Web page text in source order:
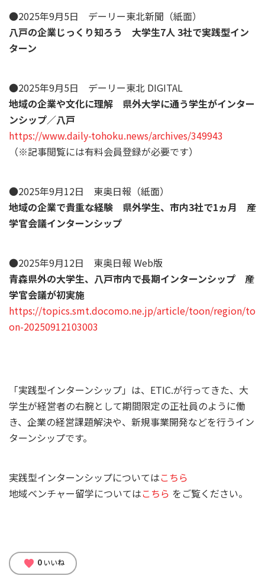
●2025年9月5日 デーリー東北新聞（紙面）
八戸の企業じっくり知ろう 大学生7人 3社で実践型イン
ターン
●2025年9月5日 デーリー東北 DIGITAL
地域の企業や文化に理解 県外大学に通う学生がインター
ンシップ／八戸
https://www.daily-tohoku.news/archives/349943
（※記事閲覧には有料会員登録が必要です）
●2025年9月12日 東奥日報（紙面）
地域の企業で貴重な経験 県外学生、市内3社で1ヵ月 産
学官会議インターンシップ
●2025年9月12日 東奥日報 Web版
青森県外の大学生、八戸市内で長期インターンシップ 産
学官会議が初実施
https://topics.smt.docomo.ne.jp/article/toon/region/to
on-20250912103003
「実践型インターンシップ」は、ETIC.が行ってきた、大
学生が経営者の右腕として期間限定の正社員のように働
き、企業の経営課題解決や、新規事業開発などを行うイン
ターンシップです。
実践型インターンシップについてはこちら
地域ベンチャー留学についてはこちら をご覧ください。
favorite 0 いいね